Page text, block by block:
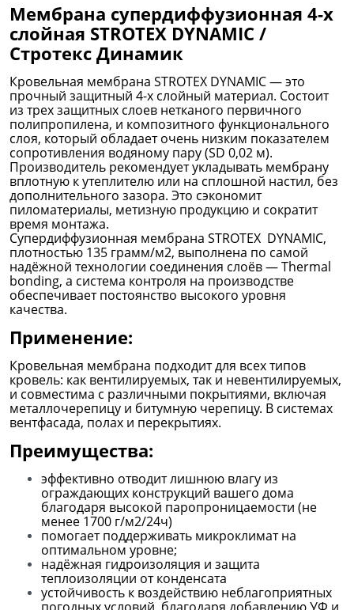
Мембрана супердиффузионная 4-х
слойная STROTEX DYNAMIC /
Стротекс Динамик
Кровельная мембрана STROTEX DYNAMIC — это
прочный защитный 4-х слойный материал. Состоит
из трех защитных слоев нетканого первичного
полипропилена, и композитного функционального
слоя, который обладает очень низким показателем
сопротивления водяному пару (SD 0,02 м).
Производитель рекомендует укладывать мембрану
вплотную к утеплителю или на сплошной настил, без
дополнительного зазора. Это сэкономит
пиломатериалы, метизную продукцию и сократит
время монтажа.
Супердиффузионная мембрана STROTEX DYNAMIC,
плотностью 135 грамм/м2, выполнена по самой
надёжной технологии соединения слоёв — Thermal
bonding, а система контроля на производстве
обеспечивает постоянство высокого уровня
качества.
Применение:
Кровельная мембрана подходит для всех типов
кровель: как вентилируемых, так и невентилируемых,
и совместима с различными покрытиями, включая
металлочерепицу и битумную черепицу. В системах
вентфасада, полах и перекрытиях.
Преимущества:
эффективно отводит лишнюю влагу из
ограждающих конструкций вашего дома
благодаря высокой паропроницаемости (не
менее 1700 г/м2/24ч)
помогает поддерживать микроклимат на
оптимальном уровне;
надёжная гидроизоляция и защита
теплоизоляции от конденсата
устойчивость к воздействию неблагоприятных
погодных условий, благодаря добавлению УФ и